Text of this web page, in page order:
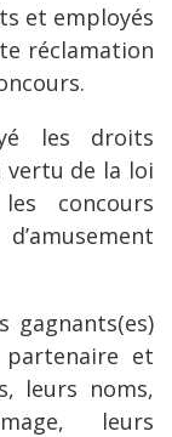
et employés
réclamation
les droits
vertu de la loi
concours
gagnants(es)
et
leurs noms,
leurs